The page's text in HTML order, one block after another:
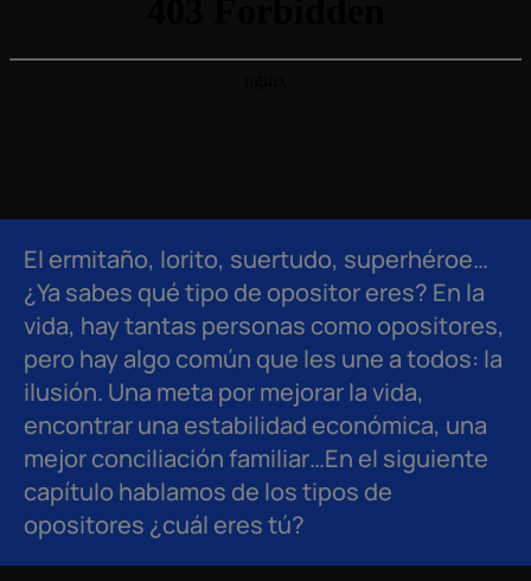
El ermitaño, lorito, suertudo, superhéroe…
¿Ya sabes qué tipo de opositor eres? En la
vida, hay tantas personas como opositores,
pero hay algo común que les une a todos: la
ilusión. Una meta por mejorar la vida,
encontrar una estabilidad económica, una
mejor conciliación familiar…En el siguiente
capítulo hablamos de los tipos de
opositores ¿cuál eres tú?